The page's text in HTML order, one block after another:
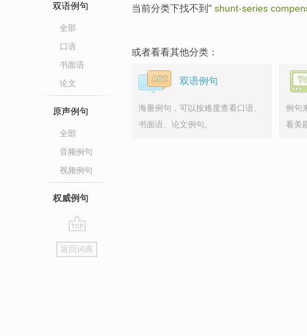
双语例句
全部
口语
书面语
论文
原声例句
全部
音频例句
视频例句
权威例句
go
top
返回词典
当前分类下找不到" shunt-series
或者看看其他分类：
双语例句
海量例句，可以按难度查看口语、
书面语、论文例句。
例句
看美